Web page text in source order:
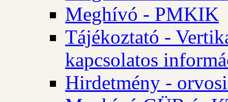
Meghívó - PMKIK
Tájékoztató -
kapcsolatos
Hirdetmény -